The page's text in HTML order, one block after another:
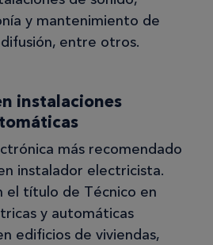
y mantenimiento de
entre otros.
instalaciones
más recomendado
instalador electricista.
el título de Técnico en
y automáticas
edificios de viviendas,